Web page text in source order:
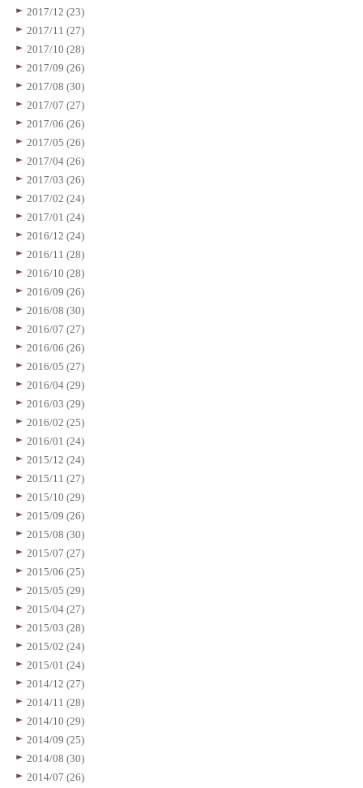
2017/12 (23)
2017/11 (27)
2017/10 (28)
2017/09 (26)
2017/08 (30)
2017/07 (27)
2017/06 (26)
2017/05 (26)
2017/04 (26)
2017/03 (26)
2017/02 (24)
2017/01 (24)
2016/12 (24)
2016/11 (28)
2016/10 (28)
2016/09 (26)
2016/08 (30)
2016/07 (27)
2016/06 (26)
2016/05 (27)
2016/04 (29)
2016/03 (29)
2016/02 (25)
2016/01 (24)
2015/12 (24)
2015/11 (27)
2015/10 (29)
2015/09 (26)
2015/08 (30)
2015/07 (27)
2015/06 (25)
2015/05 (29)
2015/04 (27)
2015/03 (28)
2015/02 (24)
2015/01 (24)
2014/12 (27)
2014/11 (28)
2014/10 (29)
2014/09 (25)
2014/08 (30)
2014/07 (26)